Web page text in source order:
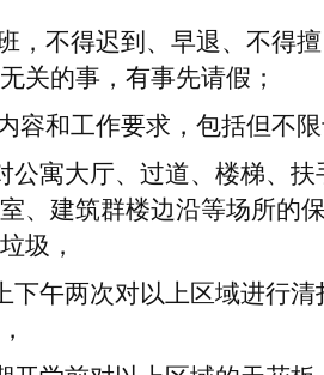
，不得迟到、早退、不得
关的事，有事先请假；
容和工作要求，包括但不
公寓大厅、过道、楼梯、
、建筑群楼边沿等场所的
圾 ，
下午两次对以上区域进行
，